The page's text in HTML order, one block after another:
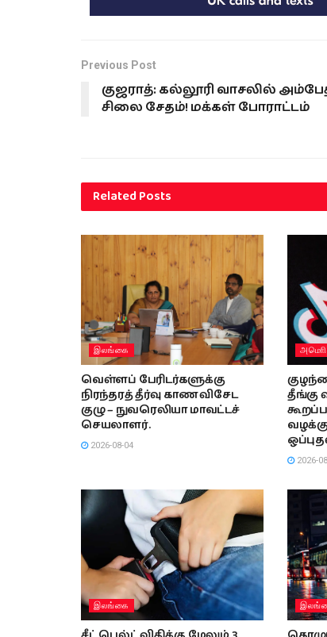
Previous Post
குஜராத்: கல்லூரி வாசலில்
சிலை சேதம்! மக்கள் போராட்டம்
RelatedPosts
இலங்கை
வெள்ளப் பேரிடர்களுக்கு
நிரந்தரத் தீர்வு காண விசேட
குழு – நுவரெலியா மாவட்டச்
செயலாளர்.
2026-08-04
தீங்கு
2026-
இலங்கை